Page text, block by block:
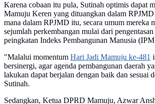
Karena cobaan itu pula, Sutinah optimis dapat
Mamuju Keren yang dituangkan dalam
mana dalam RPJMD itu, secara umum mereka
sejumlah perkembangan mulai dari
peingkatan Indeks Pembangunan Manusia
"Malalui momentum Hari Jadi Mamuju ke-481
bersinergi, agar agenda pembangunan daerah
lakukan dapat berjalan dengan baik dan sesuai
Sutinah.
Sedangkan, Ketua DPRD Mamuju, Azwar